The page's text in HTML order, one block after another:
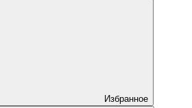
Избранное